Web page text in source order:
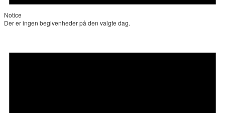
Notice
Der er ingen begivenheder på den valgte dag.